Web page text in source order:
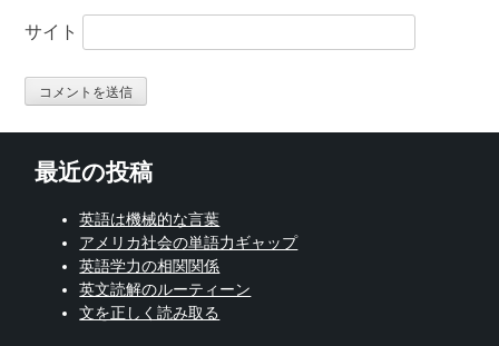
サイト
最近の投稿
英語は機械的な言葉
アメリカ社会の単語力ギャップ
英語学力の相関関係
英文読解のルーティーン
文を正しく読み取る